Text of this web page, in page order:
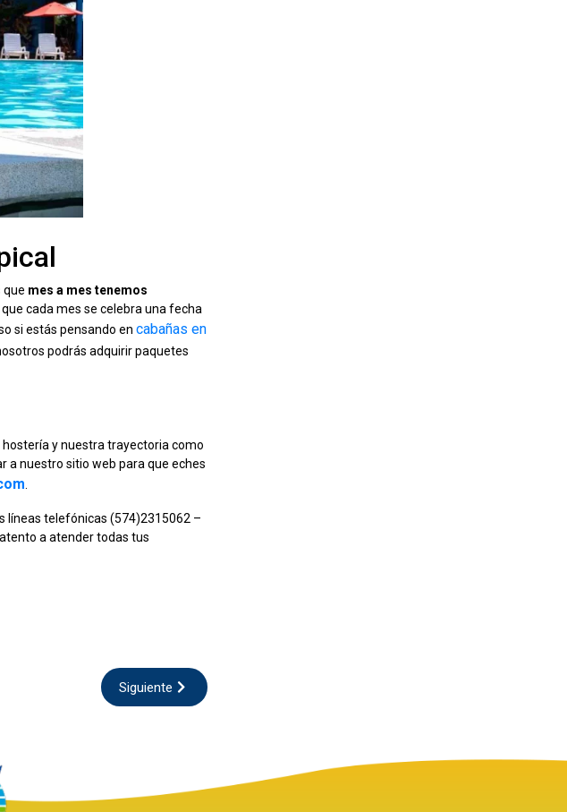
que mes a mes tenemos
que cada mes se celebra una fecha
si estás pensando en cabañas en
podrás adquirir paquetes
y nuestra trayectoria como
a nuestro sitio web para que eches
líneas telefónicas (574)2315062 –
a atender todas tus
Siguiente